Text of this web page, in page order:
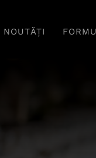
NOUTĂȚI